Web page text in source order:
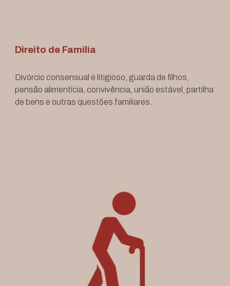
Direito de Família
Divórcio consensual e litigioso, guarda de filhos,
pensão alimentícia, convivência, união estável, partilha
de bens e outras questões familiares.